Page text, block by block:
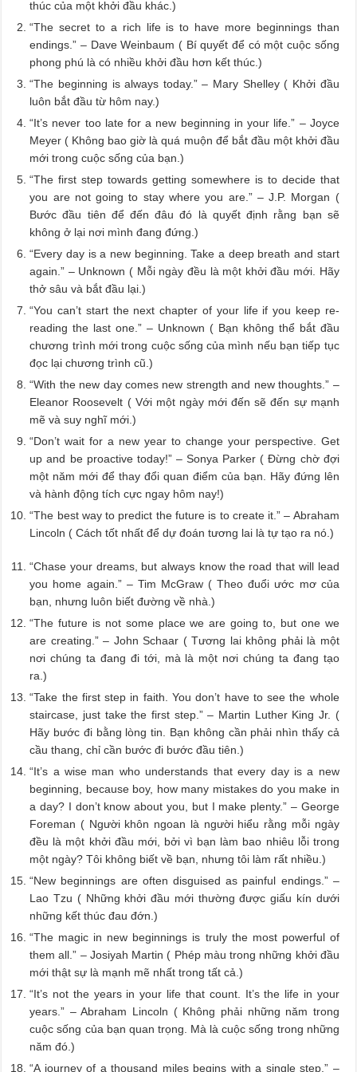
thúc của một khởi đầu khác.)
“The secret to a rich life is to have more beginnings than
endings.” – Dave Weinbaum ( Bí quyết để có một cuộc sống
phong phú là có nhiều khởi đầu hơn kết thúc.)
“The beginning is always today.” – Mary Shelley ( Khởi đầu
luôn bắt đầu từ hôm nay.)
“It’s never too late for a new beginning in your life.” – Joyce
Meyer ( Không bao giờ là quá muộn để bắt đầu một khởi đầu
mới trong cuộc sống của bạn.)
“The first step towards getting somewhere is to decide that
you are not going to stay where you are.” – J.P. Morgan (
Bước đầu tiên để đến đâu đó là quyết định rằng bạn sẽ
không ở lại nơi mình đang đứng.)
“Every day is a new beginning. Take a deep breath and start
again.” – Unknown ( Mỗi ngày đều là một khởi đầu mới. Hãy
thở sâu và bắt đầu lại.)
“You can’t start the next chapter of your life if you keep re-
reading the last one.” – Unknown ( Bạn không thể bắt đầu
chương trình mới trong cuộc sống của mình nếu bạn tiếp tục
đọc lại chương trình cũ.)
“With the new day comes new strength and new thoughts.” –
Eleanor Roosevelt ( Với một ngày mới đến sẽ đến sự mạnh
mẽ và suy nghĩ mới.)
“Don’t wait for a new year to change your perspective. Get
up and be proactive today!” – Sonya Parker ( Đừng chờ đợi
một năm mới để thay đổi quan điểm của bạn. Hãy đứng lên
và hành động tích cực ngay hôm nay!)
“The best way to predict the future is to create it.” – Abraham
Lincoln ( Cách tốt nhất để dự đoán tương lai là tự tạo ra nó.)
“Chase your dreams, but always know the road that will lead
you home again.” – Tim McGraw ( Theo đuổi ước mơ của
bạn, nhưng luôn biết đường về nhà.)
“The future is not some place we are going to, but one we
are creating.” – John Schaar ( Tương lai không phải là một
nơi chúng ta đang đi tới, mà là một nơi chúng ta đang tạo
ra.)
“Take the first step in faith. You don’t have to see the whole
staircase, just take the first step.” – Martin Luther King Jr. (
Hãy bước đi bằng lòng tin. Bạn không cần phải nhìn thấy cả
cầu thang, chỉ cần bước đi bước đầu tiên.)
“It’s a wise man who understands that every day is a new
beginning, because boy, how many mistakes do you make in
a day? I don’t know about you, but I make plenty.” – George
Foreman ( Người khôn ngoan là người hiểu rằng mỗi ngày
đều là một khởi đầu mới, bởi vì bạn làm bao nhiêu lỗi trong
một ngày? Tôi không biết về bạn, nhưng tôi làm rất nhiều.)
“New beginnings are often disguised as painful endings.” –
Lao Tzu ( Những khởi đầu mới thường được giấu kín dưới
những kết thúc đau đớn.)
“The magic in new beginnings is truly the most powerful of
them all.” – Josiyah Martin ( Phép màu trong những khởi đầu
mới thật sự là mạnh mẽ nhất trong tất cả.)
“It’s not the years in your life that count. It’s the life in your
years.” – Abraham Lincoln ( Không phải những năm trong
cuộc sống của bạn quan trọng. Mà là cuộc sống trong những
năm đó.)
“A journey of a thousand miles begins with a single step.” –